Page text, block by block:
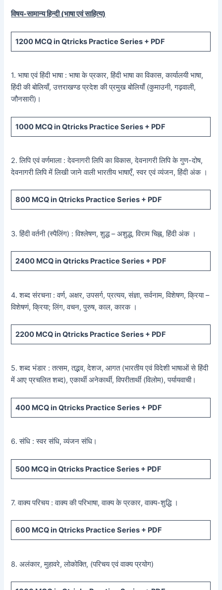
विषय-सामान्य हिन्दी (भाषा एवं साहित्य)
1200 MCQ in Qtricks Practice Series + PDF
1. भाषा एवं हिंदी भाषा : भाषा के प्रकार, हिंदी भाषा का विकास, कार्यालयी भाषा,
हिंदी की बोलियाँ, उत्तराखण्ड प्रदेश की प्रमुख बोलियाँ (कुमाउनी, गढ़वाली,
जौनसारी)।
1000 MCQ in Qtricks Practice Series + PDF
2. लिपि एवं वर्णमाला : देवनागरी लिपि का विकास, देवनागरी लिपि के गुण-दोष,
देवनागरी लिपि में लिखी जाने वाली भारतीय भाषाएँ, स्वर एवं व्यंजन, हिंदी अंक ।
800 MCQ in Qtricks Practice Series + PDF
3. हिंदी वर्तनी (स्पैलिंग) : विश्लेषण, शुद्ध – अशुद्ध, विराम चिह्न, हिंदी अंक ।
2400 MCQ in Qtricks Practice Series + PDF
4. शब्द संरचना : वर्ण, अक्षर, उपसर्ग, प्रत्यय, संज्ञा, सर्वनाम, विशेषण, क्रिया –
विशेषणं, क्रिया; लिंग, वचन, पुरुष, काल, कारक ।
2200 MCQ in Qtricks Practice Series + PDF
5. शब्द भंडार : तत्सम, तद्भव, देशज, आगत (भारतीय एवं विदेशी भाषाओं से हिंदी
में आए प्रचलित शब्द), एकार्थी अनेकार्थी, विपरीतार्थी (विलोम), पर्यायवाची।
400 MCQ in Qtricks Practice Series + PDF
6. संधि : स्वर संधि, व्यंजन संधि।
500 MCQ in Qtricks Practice Series + PDF
7. वाक्य परिचय : वाक्य की परिभाषा, वाक्य के प्रकार, वाक्य-शुद्धि ।
600 MCQ in Qtricks Practice Series + PDF
8. अलंकार, मुहावरे, लोकोक्ति, (परिचय एवं वाक्य प्रयोग)